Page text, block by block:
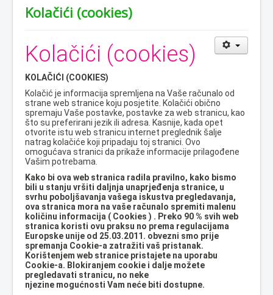
Kolačići (cookies)
Kolačići (cookies)
KOLAČIĆI (COOKIES)
Kolačić je informacija spremljena na Vaše računalo od
strane web stranice koju posjetite. Kolačići obično
spremaju Vaše postavke, postavke za web stranicu, kao
što su preferirani jezik ili adresa. Kasnije, kada opet
otvorite istu web stranicu internet preglednik šalje
natrag kolačiće koji pripadaju toj stranici. Ovo
omogućava stranici da prikaže informacije prilagođene
Vašim potrebama.
Kako bi ova web stranica radila pravilno, kako bismo
bili u stanju vršiti daljnja unaprjeđenja stranice, u
svrhu poboljšavanja vašega iskustva pregledavanja,
ova stranica mora na vaše računalo spremiti malenu
količinu informacija ( Cookies ) . Preko 90 % svih web
stranica koristi ovu praksu no prema regulacijama
Europske unije od 25.03.2011. obvezni smo prije
spremanja Cookie-a zatražiti vaš pristanak.
Korištenjem web stranice pristajete na uporabu
Cookie-a. Blokiranjem cookie i dalje možete
pregledavati stranicu, no neke
njezine mogućnosti Vam neće biti dostupne.